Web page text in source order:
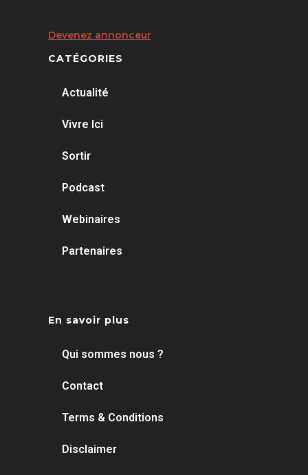
Devenez annonceur
CATÉGORIES
Actualité
Vivre Ici
Sortir
Podcast
Webinaires
Partenaires
En savoir plus
Qui sommes nous ?
Contact
Terms & Conditions
Disclaimer